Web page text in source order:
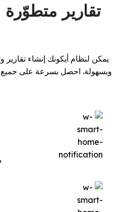
تقارير متطوّرة
يمكن لنظام أيكونك إنشاء
وبسهولة. احصل بسرعة على جميع